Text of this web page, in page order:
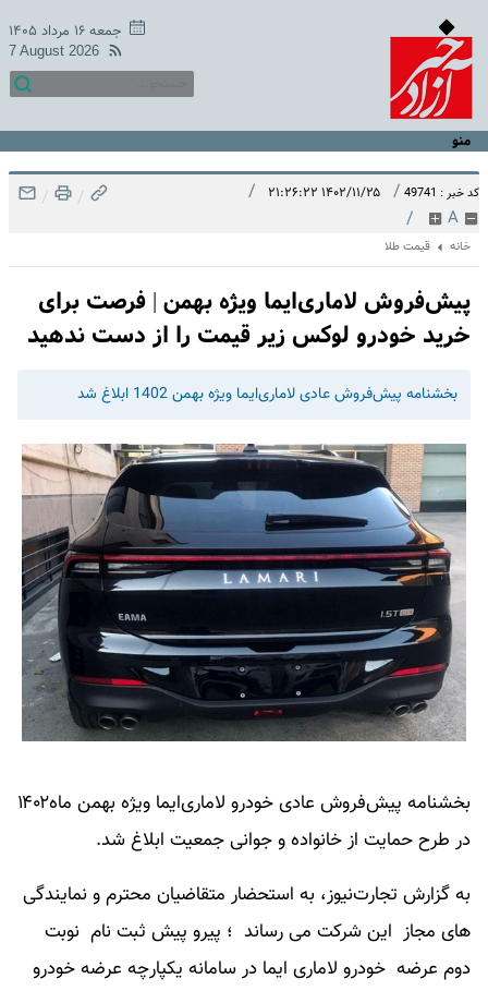
جمعه ۱۶ مرداد ۱۴۰۵
7 August 2026
منو
کد خبر : 49741 / ۱۴۰۲/۱۱/۲۵ ۲۱:۲۶:۲۲ /
A
/
/
/
خانه قیمت طلا
پیش‌فروش لاماری‌ایما ویژه بهمن | فرصت برای
خرید خودرو لوکس زیر قیمت را از دست ندهید
بخشنامه پیش‌فروش عادی لاماری‌ایما ویژه بهمن 1402 ابلاغ شد
بخشنامه پیش‌فروش عادی خودرو لاماری‌ایما ویژه بهمن ماه۱۴۰۲
در طرح حمایت از خانواده و جوانی جمعیت ابلاغ شد.
به گزارش تجارت‌نیوز، به استحضار متقاضیان محترم و نمایندگی
های مجاز این شرکت می رساند ؛ پیرو پیش ثبت نام نوبت
دوم عرضه خودرو لاماری ایما در سامانه یکپارچه عرضه خودرو